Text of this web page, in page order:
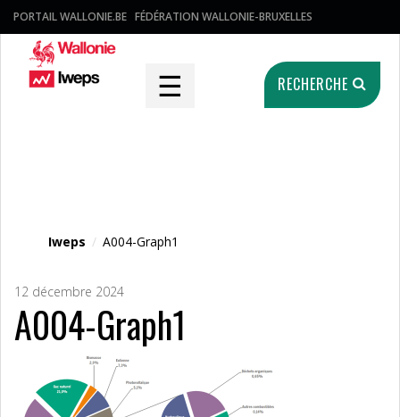
PORTAIL WALLONIE.BE FÉDÉRATION WALLONIE-BRUXELLES
☰ RECHERCHE
Iweps / A004-Graph1
12 décembre 2024
A004-Graph1